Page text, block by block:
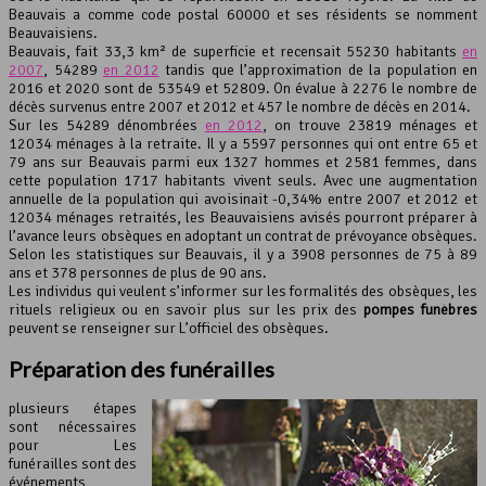
Beauvais a comme code postal 60000 et ses résidents se nomment
Beauvaisiens.
Beauvais, fait 33,3 km² de superficie et recensait 55230 habitants en
2007, 54289 en 2012 tandis que l’approximation de la population en
2016 et 2020 sont de 53549 et 52809. On évalue à 2276 le nombre de
décès survenus entre 2007 et 2012 et 457 le nombre de décès en 2014.
Sur les 54289 dénombrées en 2012, on trouve 23819 ménages et
12034 ménages à la retraite. Il y a 5597 personnes qui ont entre 65 et
79 ans sur Beauvais parmi eux 1327 hommes et 2581 femmes, dans
cette population 1717 habitants vivent seuls. Avec une augmentation
annuelle de la population qui avoisinait -0,34% entre 2007 et 2012 et
12034 ménages retraités, les Beauvaisiens avisés pourront préparer à
l’avance leurs obsèques en adoptant un contrat de prévoyance obsèques.
Selon les statistiques sur Beauvais, il y a 3908 personnes de 75 à 89
ans et 378 personnes de plus de 90 ans.
Les individus qui veulent s’informer sur les formalités des obsèques, les
rituels religieux ou en savoir plus sur les prix des pompes funèbres
peuvent se renseigner sur L’officiel des obsèques.
Préparation des funérailles
plusieurs étapes
sont nécessaires
pour Les
funérailles sont des